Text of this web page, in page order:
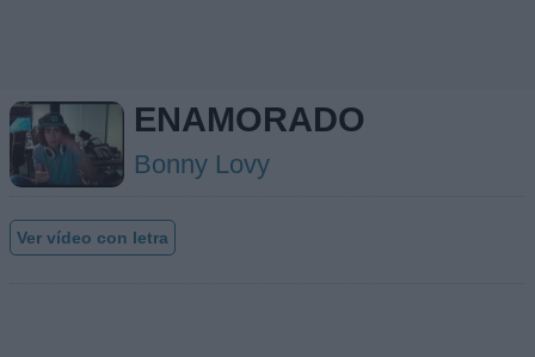
ENAMORADO
Bonny Lovy
Ver vídeo con letra